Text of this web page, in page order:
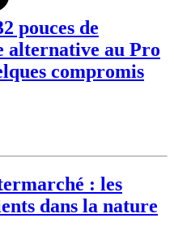
pouces de
alternative au Pro
compromis
: les
dans la nature